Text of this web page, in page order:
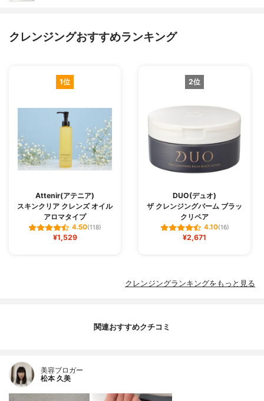
クレンジングおすすめランキング
1位
Attenir(アテニア)
スキンクリア クレンズ オイル
アロマタイプ
4.50(118)
¥1,529
2位
DUO(デュオ)
ザ クレンジングバーム ブラッ
クリペア
4.10(16)
¥2,671
クレンジングランキングをもっと見る
関連おすすめクチコミ
美容ブロガー
松本 久美